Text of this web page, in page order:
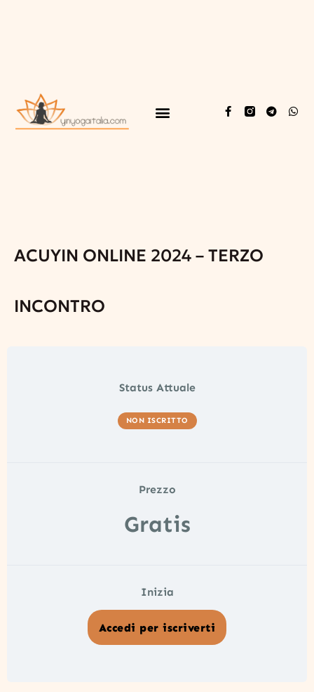
ACUYIN ONLINE 2024 – TERZO
INCONTRO
Status Attuale
NON ISCRITTO
Prezzo
Gratis
Inizia
Accedi per iscriverti